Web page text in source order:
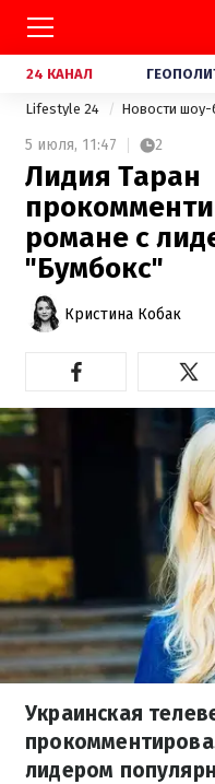
24 КАНАЛ
Lifestyle 24 Новости шоу-
5 июля, 11:47 2
Лидия Таран
романе с
"Бумбокс"
Кристина Кобак
Украинская
лидером